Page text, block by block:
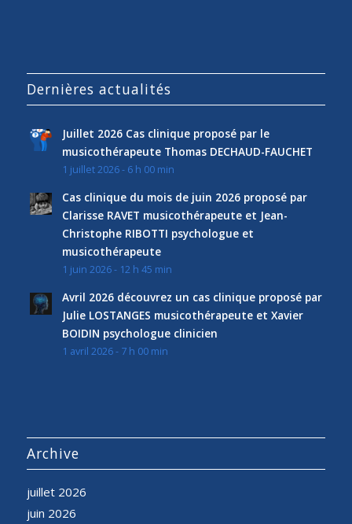
Dernières actualités
Juillet 2026 Cas clinique proposé par le
musicothérapeute Thomas DECHAUD-FAUCHET
1 juillet 2026 - 6 h 00 min
Cas clinique du mois de juin 2026 proposé par
Clarisse RAVET musicothérapeute et Jean-
Christophe RIBOTTI psychologue et
musicothérapeute
1 juin 2026 - 12 h 45 min
Avril 2026 découvrez un cas clinique proposé par
Julie LOSTANGES musicothérapeute et Xavier
BOIDIN psychologue clinicien
1 avril 2026 - 7 h 00 min
Archive
juillet 2026
juin 2026